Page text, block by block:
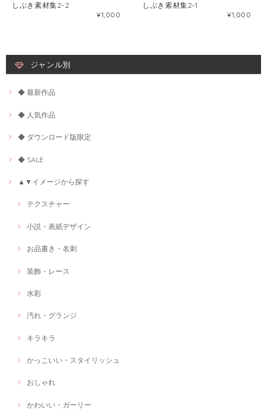
しぶき素材集2-2
¥1,000
しぶき素材集2-1
¥1,000
ジャンル別
◆ 最新作品
◆ 人気作品
◆ ダウンロード版限定
◆ SALE
▲▼イメージから探す
テクスチャー
小説・表紙デザイン
お品書き・名刺
装飾・レース
水彩
汚れ・グランジ
キラキラ
かっこいい・スタイリッシュ
おしゃれ
かわいい・ガーリー